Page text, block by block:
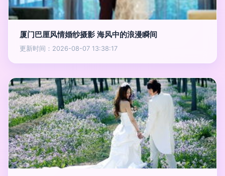
厦门巴厘风情婚纱摄影 海风中的浪漫瞬间
更新时间：2026-08-07 13:38:17